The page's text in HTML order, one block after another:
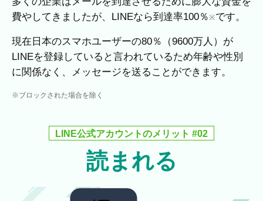
費やしてきましたが、LINEなら到達率100％※です。
現在日本のスマホユーザーの80％（9600万人）が
LINEを登録していると言われているため年齢や性別
に関係なく、メッセージを送ることができます。
※ブロックされた場合を除く
LINE公式アカウントのメリット #02
読まれる